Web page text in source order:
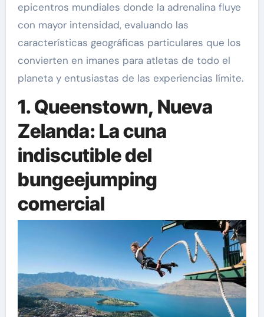
epicentros mundiales donde la adrenalina fluye
con mayor intensidad, evaluando las
características geográficas particulares que los
convierten en imanes para atletas de todo el
planeta y entusiastas de las experiencias límite.
1. Queenstown, Nueva
Zelanda: La cuna
indiscutible del
bungeejumping
comercial